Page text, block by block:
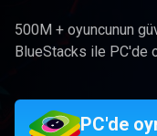
500M + oyuncunun
BlueStacks ile PC'de
PC'de